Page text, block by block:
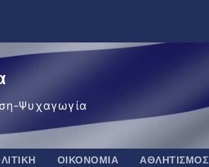
Ψυχαγωγία
ΟΙΚΟΝΟΜΊΑ ΑΘΛΗΤΙΣΜΌΣ